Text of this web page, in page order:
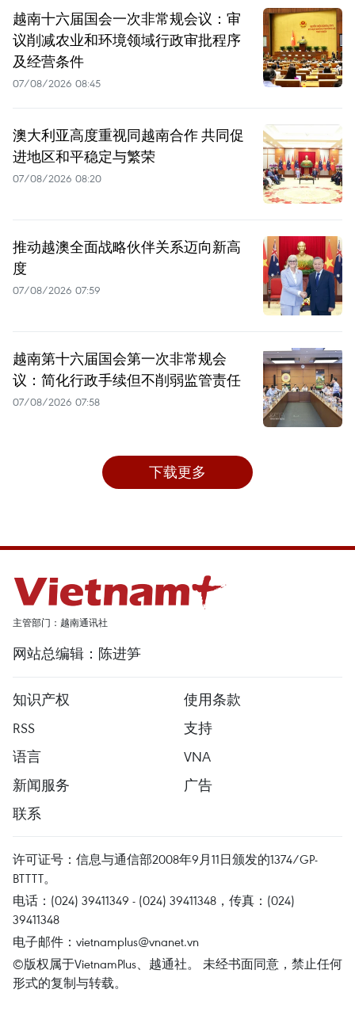
越南十六届国会一次非常规会议：审
议削减农业和环境领域行政审批程序
及经营条件
07/08/2026 08:45
澳大利亚高度重视同越南合作 共同促
进地区和平稳定与繁荣
07/08/2026 08:20
推动越澳全面战略伙伴关系迈向新高
度
07/08/2026 07:59
越南第十六届国会第一次非常规会
议：简化行政手续但不削弱监管责任
07/08/2026 07:58
下载更多
主管部门：越南通讯社
网站总编辑：陈进笋
知识产权
使用条款
RSS
支持
语言
VNA
新闻服务
广告
联系
许可证号：信息与通信部2008年9月11日颁发的1374/GP-
BTTTT。
电话：(024) 39411349 - (024) 39411348，传真：(024)
39411348
电子邮件： vietnamplus@vnanet.vn
©版权属于VietnamPlus、越通社。 未经书面同意，禁止任何
形式的复制与转载。